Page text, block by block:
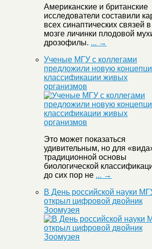
Американские и британские
исследователи составили
всех синаптических связей в
мозге личинки плодовой
дрозофилы. ... →
Ученые МГУ с коллегами
предложили новую
классификации живых
организмов
Это может показаться
удивительным, но для
традиционной основы
биологической
до сих пор не ... →
В День российской науки
открыл цифровой двойник
Зоомузея